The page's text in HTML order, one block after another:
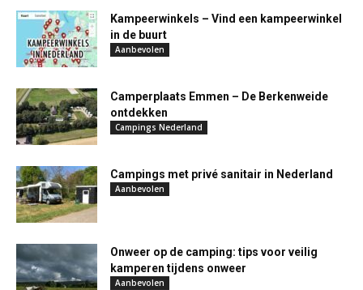
Kampeerwinkels – Vind een kampeerwinkel
in de buurt
Aanbevolen
Camperplaats Emmen – De Berkenweide
ontdekken
Campings Nederland
Campings met privé sanitair in Nederland
Aanbevolen
Onweer op de camping: tips voor veilig
kamperen tijdens onweer
Aanbevolen